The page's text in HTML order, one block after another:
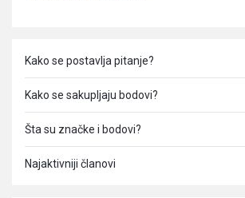
Kako se postavlja pitanje?
Kako se sakupljaju bodovi?
Šta su značke i bodovi?
Najaktivniji članovi